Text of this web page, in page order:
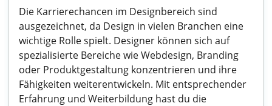
Die Karrierechancen im Designbereich sind
ausgezeichnet, da Design in vielen Branchen eine
wichtige Rolle spielt. Designer können sich auf
spezialisierte Bereiche wie Webdesign, Branding
oder Produktgestaltung konzentrieren und ihre
Fähigkeiten weiterentwickeln. Mit entsprechender
Erfahrung und Weiterbildung hast du die